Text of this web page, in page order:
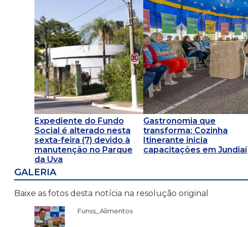
Expediente do Fundo
Social é alterado nesta
sexta-feira (7) devido à
manutenção no Parque
da Uva
Gastronomia que
transforma: Cozinha
Itinerante inicia
capacitações em Jundiaí
GALERIA
Baixe as fotos desta notícia na resolução original
Funss_Alimentos